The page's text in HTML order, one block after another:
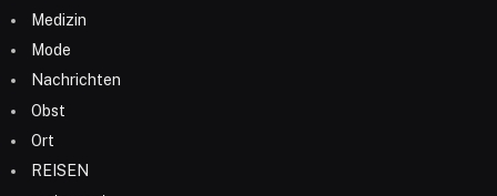
Medizin
Mode
Nachrichten
Obst
Ort
REISEN